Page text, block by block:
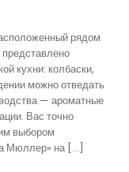
рядом
кухни: колбаски,
можно отведать
— ароматные
Вас точно
выбором
Мюллер» на […]